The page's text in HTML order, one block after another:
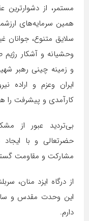
مستمر، از دشوارترین
همین سرمایه‌های
سلایق متنوع، جوانان
وحشیانه و آشکار رژیم
و زمینه چینی رهبر
ایران وعزم و اراده
کارآمدی و پیشرفت را
بی‌تردید عبور از
حضرتعالی و با
مشارکت و مقاومت
از درگاه ایزد منان،
این وحدت مقدس و
دارم.